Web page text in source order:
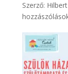
Szerző: